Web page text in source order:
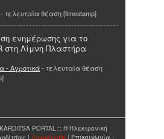
- τελευταία θέαση [timestamp]
ενημέρωσης για το
στη Λίμνη Πλαστήρα
- Αγροτικά- τελευταία θέαση
PORTAL :: Η Ηλεκτρονική
| Διαφήμιση | Επικοινωνία |